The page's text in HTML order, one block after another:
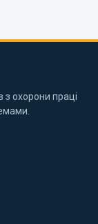
з охорони праці